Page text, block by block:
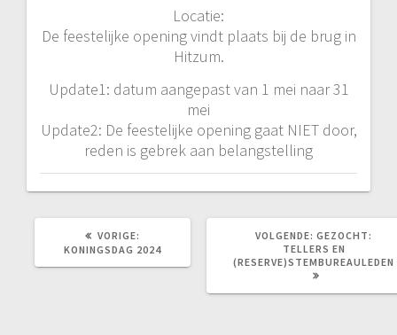
Locatie:
De feestelijke opening vindt plaats bij de brug in
Hitzum.
Update1: datum aangepast van 1 mei naar 31
mei
Update2: De feestelijke opening gaat NIET door,
reden is gebrek aan belangstelling
VORIGE:
BERICHT:
KONINGSDAG 2024
VOLGENDE: VOLGEND
BERICHT:
GEZOCHT:
TELLERS EN
(RESERVE)STEMBUREAULEDEN